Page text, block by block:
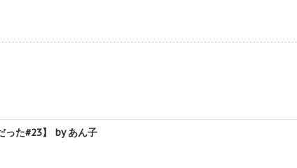
った#23】 by あん子